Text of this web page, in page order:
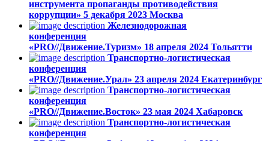
инструмента пропаганды противодействия
коррупции» 5 декабря 2023 Москва
Железнодорожная
конференция
«PRO//Движение.Туризм» 18 апреля 2024 Тольятти
Транспортно-логистическая
конференция
«PRO//Движение.Урал» 23 апреля 2024 Екатеринбург
Транспортно-логистическая
конференция
«PRO//Движение.Восток» 23 мая 2024 Хабаровск
Транспортно-логистическая
конференция